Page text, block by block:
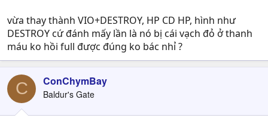
vừa thay thành VIO+DESTROY, HP CD HP, hình như
DESTROY cứ đánh mấy lần là nó bị cái vạch đỏ ở thanh
máu ko hồi full được đúng ko bác nhỉ ?
C ConChymBay
Baldur's Gate